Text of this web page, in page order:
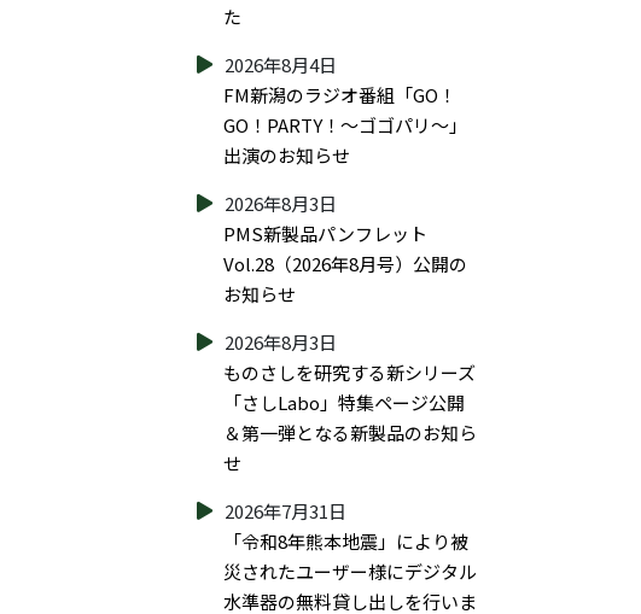
た
FM新潟のラジオ番組「GO！
GO！PARTY！～ゴゴパリ～」
出演のお知らせ
2026年8月4日
PMS新製品パンフレット
Vol.28（2026年8月号）公開の
お知らせ
2026年8月3日
ものさしを研究する新シリーズ
「さしLabo」特集ページ公開
＆第一弾となる新製品のお知ら
せ
2026年8月3日
「令和8年熊本地震」により被
災されたユーザー様にデジタル
水準器の無料貸し出しを行いま
2026年7月31日